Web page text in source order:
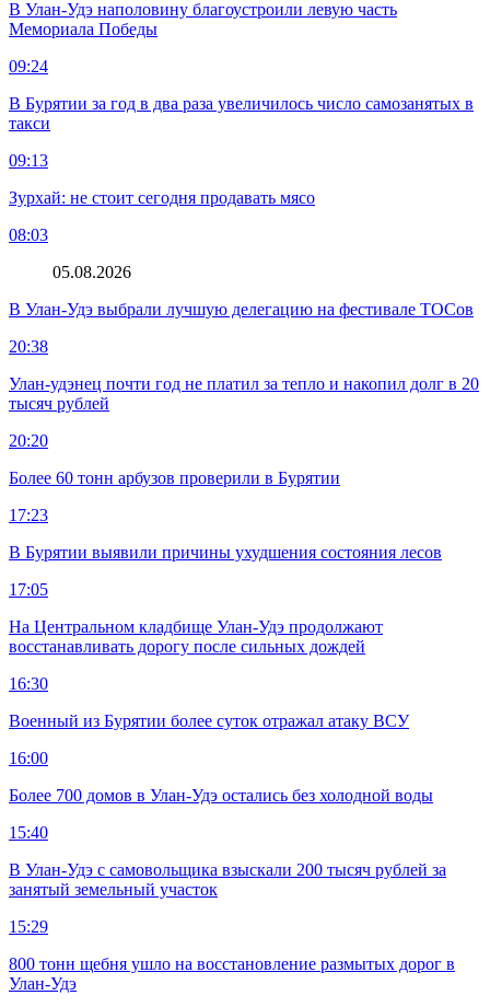
В Улан-Удэ наполовину благоустроили левую часть
Мемориала Победы
09:24
В Бурятии за год в два раза увеличилось число самозанятых в
такси
09:13
Зурхай: не стоит сегодня продавать мясо
08:03
05.08.2026
В Улан-Удэ выбрали лучшую делегацию на фестивале ТОСов
20:38
Улан-удэнец почти год не платил за тепло и накопил долг в 20
тысяч рублей
20:20
Более 60 тонн арбузов проверили в Бурятии
17:23
В Бурятии выявили причины ухудшения состояния лесов
17:05
На Центральном кладбище Улан-Удэ продолжают
восстанавливать дорогу после сильных дождей
16:30
Военный из Бурятии более суток отражал атаку ВСУ
16:00
Более 700 домов в Улан-Удэ остались без холодной воды
15:40
В Улан-Удэ с самовольщика взыскали 200 тысяч рублей за
занятый земельный участок
15:29
800 тонн щебня ушло на восстановление размытых дорог в
Улан-Удэ